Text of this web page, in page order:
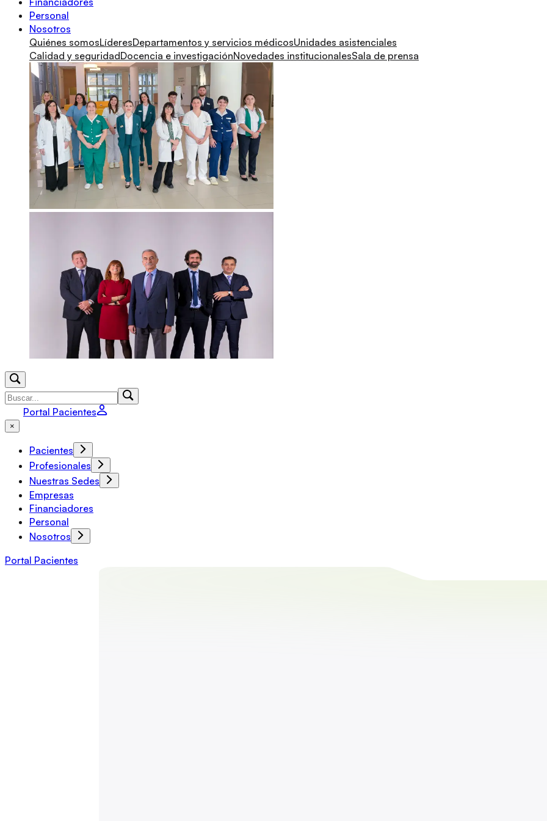
Personal
Nosotros
Quiénes somosLíderesDepartamentos y servicios médicosUnidades asistenciales
Calidad y seguridadDocencia e investigaciónNovedades institucionalesSala de prensa
Portal Pacientes
×
Pacientes
Profesionales
Nuestras Sedes
Empresas
Financiadores
Personal
Nosotros
Portal Pacientes